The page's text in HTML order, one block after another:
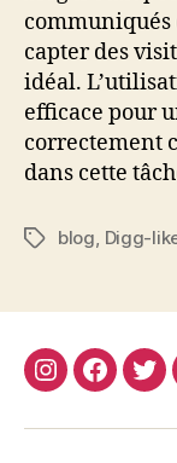
communiqués
capter des
idéal.
efficace pour
correctement
dans cette
Étiquettes
blog Digg-
Instagram